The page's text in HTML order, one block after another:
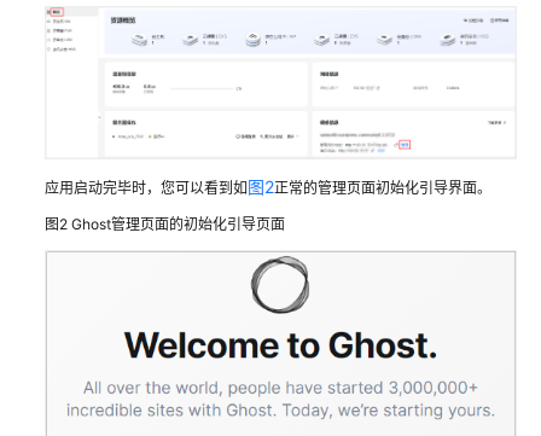
白
支
应用启动完毕时，您可以看到如图2正常的管理页面初始化引导界面。
图2 Ghost管理页面的初始化引导页面